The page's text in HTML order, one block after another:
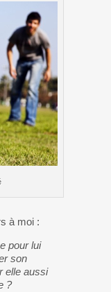
à moi :
pour lui
son
elle aussi
?